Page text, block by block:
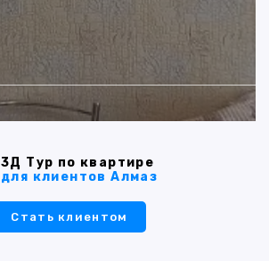
3Д Тур по квартире
для клиентов Алмаз
Стать клиентом